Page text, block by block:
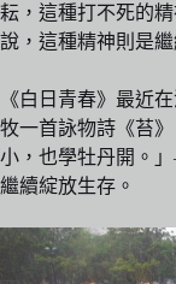
耘，這種打不死的
說，這種精神則是
《白日青春》最近
牧一首詠物詩《苔
小，也學牡丹開。
繼續綻放生存。